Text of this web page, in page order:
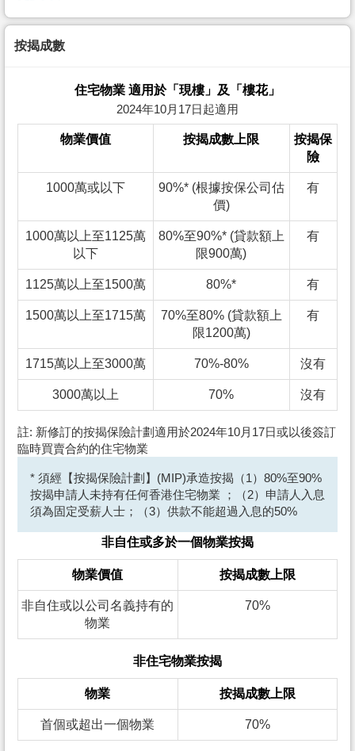
按揭成數
住宅物業 適用於「現樓」及「樓花」
2024年10月17日起適用
物業價值 按揭成數上限
按揭保
險
1000萬或以下
90%* (根據按保公司估
價)
有
1000萬以上至1125萬
以下
80%至90%* (貸款額上
限900萬)
有
1125萬以上至1500萬 80%* 有
1500萬以上至1715萬
70%至80% (貸款額上
限1200萬)
有
1715萬以上至3000萬 70%-80% 沒有
3000萬以上 70% 沒有
註: 新修訂的按揭保險計劃適用於2024年10月17日或以後簽訂
臨時買賣合約的住宅物業
* 須經【按揭保險計劃】(MIP)承造按揭（1）80%至90%
按揭申請人未持有任何香港住宅物業 ；（2）申請人入息
須為固定受薪人士；（3）供款不能超過入息的50%
非自住或多於一個物業按揭
物業價值 按揭成數上限
非自住或以公司名義持有的
物業
70%
非住宅物業按揭
物業 按揭成數上限
首個或超出一個物業 70%